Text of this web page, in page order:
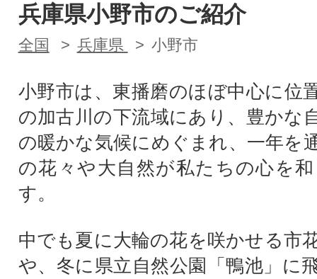
兵庫県小野市のご紹介
全国 兵庫県 小野市
小野市は、東播磨のほぼ中心に位
の加古川の下流域にあり、豊かな
の暖かな気候にめぐまれ、一年を
の花々や大自然が私たちの心を
す。
中でも夏に大輪の花を咲かせる市
や、冬に県立自然公園「鴨池」に